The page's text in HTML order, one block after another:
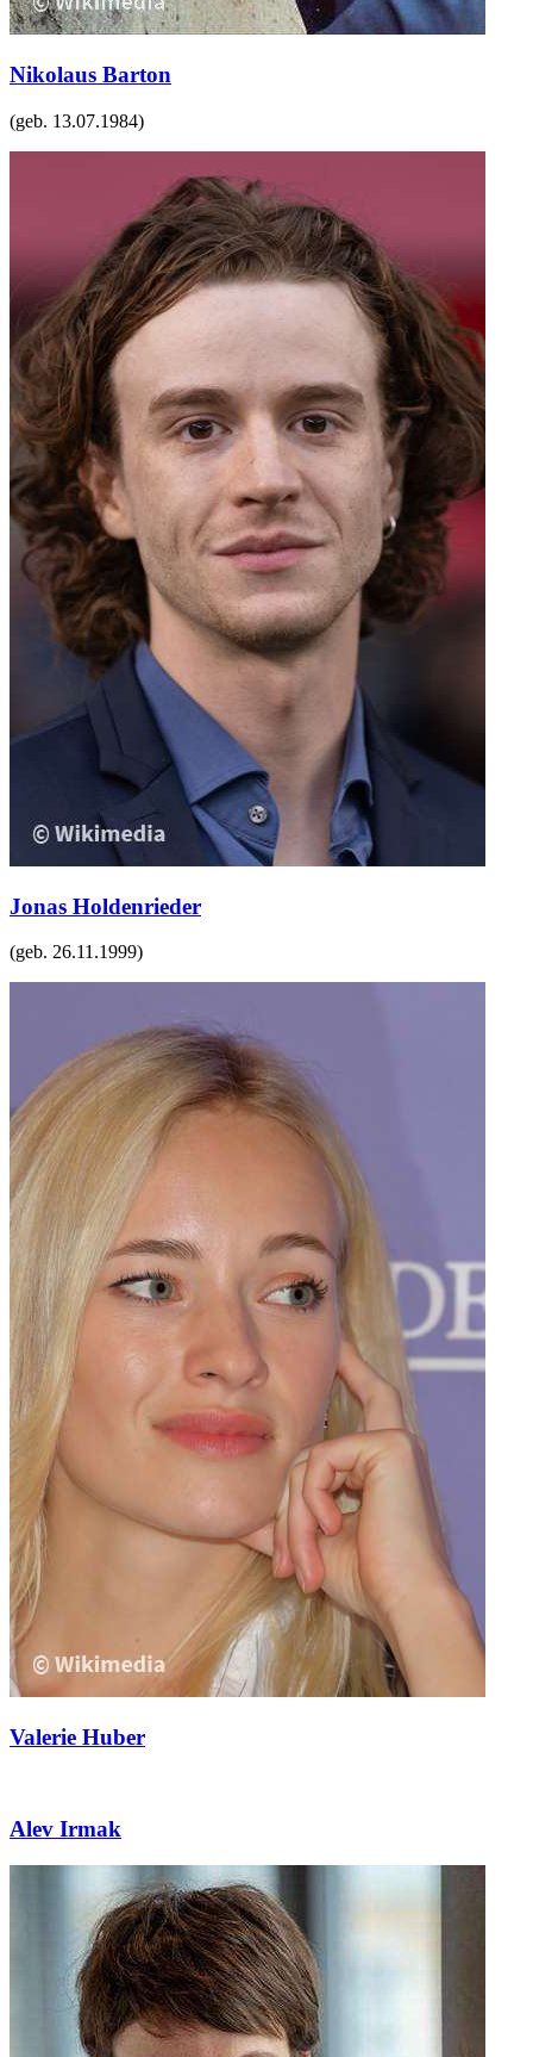
Nikolaus Barton
(geb. 13.07.1984)
Jonas Holdenrieder
(geb. 26.11.1999)
Valerie Huber
Alev Irmak